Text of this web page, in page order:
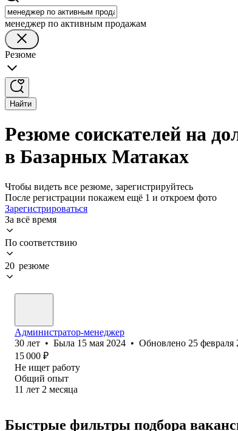
менеджер по активным продажам
Резюме
Найти
Резюме соискателей на
в Базарных Матаках
Чтобы видеть все резюме, зарегистрируйтесь
После регистрации покажем ещё 1 и откроем фото
Зарегистрироваться
За всё время
По соответствию
20 резюме
Администратор-менеджер
30 лет • Была 15 мая 2024 • Обновлено 25 февраля
15 000 ₽
Не ищет работу
Общий опыт
11 лет 2 месяца
Быстрые фильтры подбора